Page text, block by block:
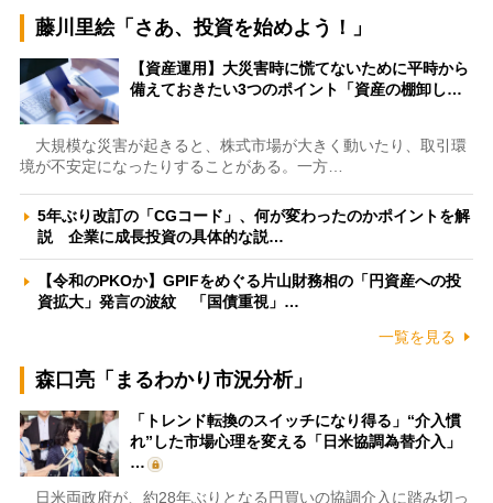
藤川里絵「さあ、投資を始めよう！」
【資産運用】大災害時に慌てないために平時から
備えておきたい3つのポイント「資産の棚卸し…
大規模な災害が起きると、株式市場が大きく動いたり、取引環
境が不安定になったりすることがある。一方…
5年ぶり改訂の「CGコード」、何が変わったのかポイントを解
説 企業に成長投資の具体的な説…
【令和のPKOか】GPIFをめぐる片山財務相の「円資産への投
資拡大」発言の波紋 「国債重視」…
一覧を見る
森口亮「まるわかり市況分析」
「トレンド転換のスイッチになり得る」“介入慣
れ”した市場心理を変える「日米協調為替介入」
…
日米両政府が、約28年ぶりとなる円買いの協調介入に踏み切っ